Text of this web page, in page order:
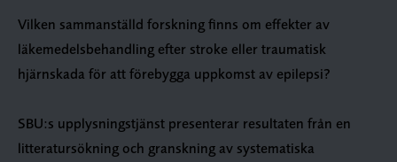
Vilken sammanställd forskning finns om effekter av
läkemedelsbehandling efter stroke eller traumatisk
hjärnskada för att förebygga uppkomst av epilepsi?
SBU:s upplysningstjänst presenterar resultaten från en
litteratursökning och granskning av systematiska